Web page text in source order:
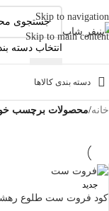
Skip to navigation
Skip to main content
انتخاب دسته
دسته بندی کالاها
خانه/محصولات برچسب
جدید
کود فروت ست طلوع